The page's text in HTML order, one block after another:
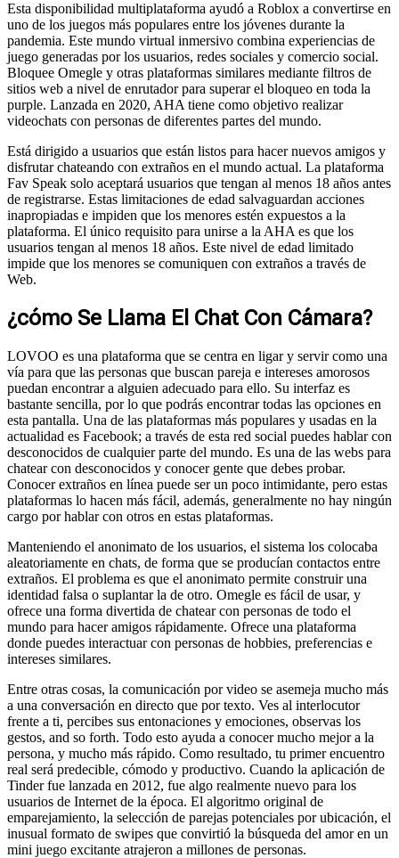
Esta disponibilidad multiplataforma ayudó a Roblox a convertirse en
uno de los juegos más populares entre los jóvenes durante la
pandemia. Este mundo virtual inmersivo combina experiencias de
juego generadas por los usuarios, redes sociales y comercio social.
Bloquee Omegle y otras plataformas similares mediante filtros de
sitios web a nivel de enrutador para superar el bloqueo en toda la
purple. Lanzada en 2020, AHA tiene como objetivo realizar
videochats con personas de diferentes partes del mundo.
Está dirigido a usuarios que están listos para hacer nuevos amigos y
disfrutar chateando con extraños en el mundo actual. La plataforma
Fav Speak solo aceptará usuarios que tengan al menos 18 años antes
de registrarse. Estas limitaciones de edad salvaguardan acciones
inapropiadas e impiden que los menores estén expuestos a la
plataforma. El único requisito para unirse a la AHA es que los
usuarios tengan al menos 18 años. Este nivel de edad limitado
impide que los menores se comuniquen con extraños a través de
Web.
¿cómo Se Llama El Chat Con Cámara?
LOVOO es una plataforma que se centra en ligar y servir como una
vía para que las personas que buscan pareja e intereses amorosos
puedan encontrar a alguien adecuado para ello. Su interfaz es
bastante sencilla, por lo que podrás encontrar todas las opciones en
esta pantalla. Una de las plataformas más populares y usadas en la
actualidad es Facebook; a través de esta red social puedes hablar con
desconocidos de cualquier parte del mundo. Es una de las webs para
chatear con desconocidos y conocer gente que debes probar.
Conocer extraños en línea puede ser un poco intimidante, pero estas
plataformas lo hacen más fácil, además, generalmente no hay ningún
cargo por hablar con otros en estas plataformas.
Manteniendo el anonimato de los usuarios, el sistema los colocaba
aleatoriamente en chats, de forma que se producían contactos entre
extraños. El problema es que el anonimato permite construir una
identidad falsa o suplantar la de otro. Omegle es fácil de usar, y
ofrece una forma divertida de chatear con personas de todo el
mundo para hacer amigos rápidamente. Ofrece una plataforma
donde puedes interactuar con personas de hobbies, preferencias e
intereses similares.
Entre otras cosas, la comunicación por video se asemeja mucho más
a una conversación en directo que por texto. Ves al interlocutor
frente a ti, percibes sus entonaciones y emociones, observas los
gestos, and so forth. Todo esto ayuda a conocer mucho mejor a la
persona, y mucho más rápido. Como resultado, tu primer encuentro
real será predecible, cómodo y productivo. Cuando la aplicación de
Tinder fue lanzada en 2012, fue algo realmente nuevo para los
usuarios de Internet de la época. El algoritmo original de
emparejamiento, la selección de parejas potenciales por ubicación, el
inusual formato de swipes que convirtió la búsqueda del amor en un
mini juego excitante atrajeron a millones de personas.